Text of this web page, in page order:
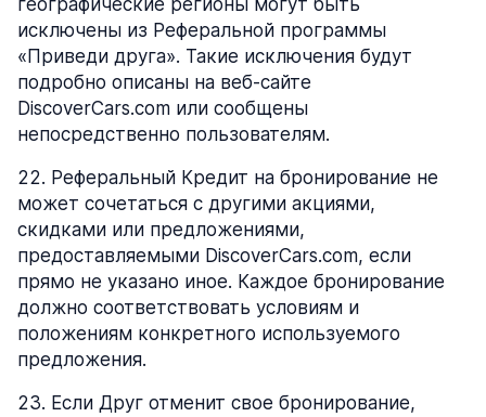
географические регионы могут быть
исключены из Реферальной программы
«Приведи друга». Такие исключения будут
подробно описаны на веб-сайте
DiscoverCars.com или сообщены
непосредственно пользователям.
22. Реферальный Кредит на бронирование не
может сочетаться с другими акциями,
скидками или предложениями,
предоставляемыми DiscoverCars.com, если
прямо не указано иное. Каждое бронирование
должно соответствовать условиям и
положениям конкретного используемого
предложения.
23. Если Друг отменит свое бронирование,